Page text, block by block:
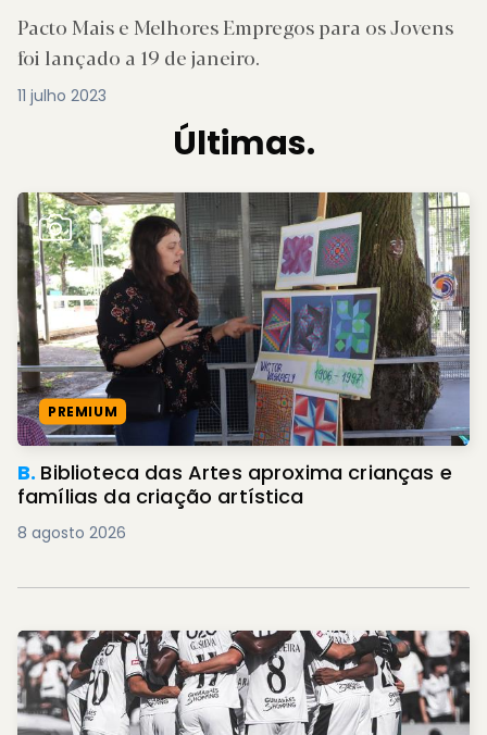
Pacto Mais e Melhores Empregos para os Jovens
foi lançado a 19 de janeiro.
11 julho 2023
Últimas.
PREMIUM
B. Biblioteca das Artes aproxima crianças e
famílias da criação artística
8 agosto 2026